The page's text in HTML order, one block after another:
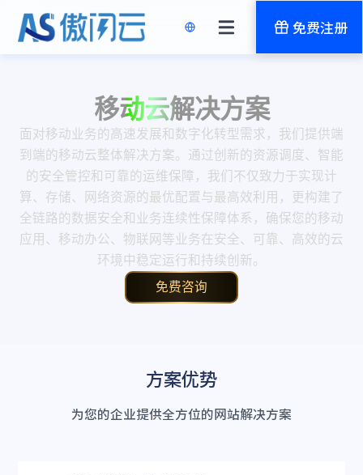
免费注册
移动云解决方案
面对移动业务的高速发展和数字化转型需求，我们提供端
到端的移动云整体解决方案。通过创新的资源调度、智能
的安全管控和可靠的运维保障，我们不仅致力于实现计
算、存储、网络资源的最优配置与最高效利用，更构建了
全链路的数据安全和业务连续性保障体系，确保您的移动
应用、移动办公、物联网等业务在安全、可靠、高效的云
环境中稳定运行和持续创新。
免费咨询
方案优势
为您的企业提供全方位的网站解决方案